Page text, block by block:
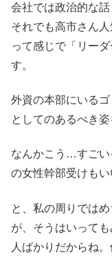
会社では政治的な話
それでも高市さん
って感じで「リー
す。
外資の本部にいる
としてのあるべき
なんかこう…すごい
の女性幹部受けもい
と、私の周りでは
が、そうはいって
人ばかりだからね